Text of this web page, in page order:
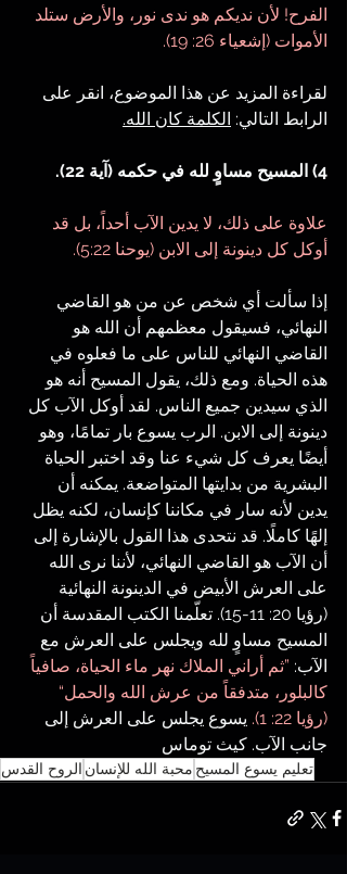
الفرح! لأن نديكم هو ندى نور، والأرض ستلد
الأموات (إشعياء 26: 19).
لقراءة المزيد عن هذا الموضوع، انقر على
الرابط التالي: الكلمة كان الله.
4) المسيح مساوٍ لله في حكمه (آية 22).
علاوة على ذلك، لا يدين الآب أحداً، بل قد
أوكل كل دينونة إلى الابن (يوحنا 5:22).
إذا سألت أي شخص عن من هو القاضي
النهائي، فسيقول معظمهم أن الله هو
القاضي النهائي للناس على ما فعلوه في
هذه الحياة. ومع ذلك، يقول المسيح أنه هو
الذي سيدين جميع الناس. لقد أوكل الآب كل
دينونة إلى الابن. الرب يسوع بار تمامًا، وهو
أيضًا يعرف كل شيء عنا وقد اختبر الحياة
البشرية من بدايتها المتواضعة. يمكنه أن
يدين لأنه سار في مكاننا كإنسان، لكنه يظل
إلهًا كاملًا. قد نتحدى هذا القول بالإشارة إلى
أن الآب هو القاضي النهائي، لأننا نرى الله
على العرش الأبيض في الدينونة النهائية
(رؤيا 20: 11-15). تعلّمنا الكتب المقدسة أن
المسيح مساوٍ لله ويجلس على العرش مع
الآب: ”ثم أراني الملاك نهر ماء الحياة، صافياً
كالبلور، متدفقاً من عرش الله والحمل“
(رؤيا 22: 1).
يسوع يجلس على العرش إلى
جانب الآب. كيث توماس
تعليم يسوع المسيح محبة الله للإنسان الروح القدس